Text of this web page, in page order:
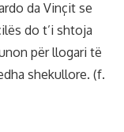
da Vinçit se
do t’i shtoja
për llogari të
shekullore. (f.